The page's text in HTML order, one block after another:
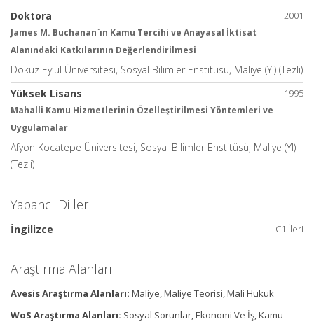
2001
Doktora
James M. Buchanan`ın Kamu Tercihi ve Anayasal İktisat
Alanındaki Katkılarının Değerlendirilmesi
Dokuz Eylül Üniversitesi, Sosyal Bilimler Enstitüsü, Maliye (Yl) (Tezli)
1995
Yüksek Lisans
Mahalli Kamu Hizmetlerinin Özelleştirilmesi Yöntemleri ve
Uygulamalar
Afyon Kocatepe Üniversitesi, Sosyal Bilimler Enstitüsü, Maliye (Yl)
(Tezli)
Yabancı Diller
C1 İleri
İngilizce
Araştırma Alanları
Avesis Araştırma Alanları: Maliye, Maliye Teorisi, Mali Hukuk
WoS Araştırma Alanları: Sosyal Sorunlar, Ekonomi Ve İş, Kamu